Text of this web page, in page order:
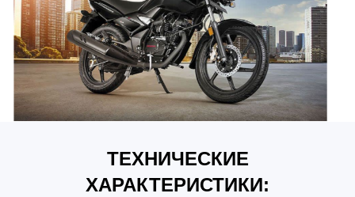
ТЕХНИЧЕСКИЕ
ХАРАКТЕРИСТИКИ: